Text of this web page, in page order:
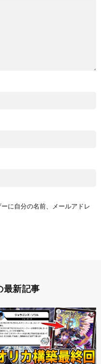
に自分の名前、メールアドレ
最新記事